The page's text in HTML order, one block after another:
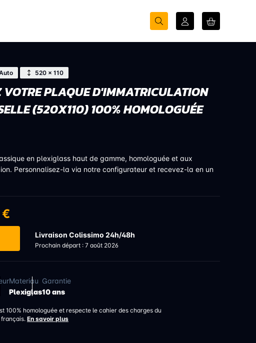
520 × 110
VOTRE PLAQUE D'IMMATRICULATION
(520X110) 100% HOMOLOGUÉE
en plexiglass haut de gamme, homologuée et aux
Personnalisez-la via notre configurateur et recevez-la en un
€
Livraison Colissimo 24h/48h
Prochain départ : 7 août 2026
Materiau
Plexiglas
Garantie
10 ans
100% homologuée et respecte le cahier des charges du
En savoir plus